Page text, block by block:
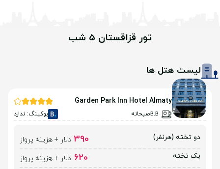
تور قزاقستان 5 شب
لیست هتل ها
Garden Park Inn Hotel Almaty
صبحانه بوکینگ: ندارد
دو تخته (هرنفر) 390 دلار + هزینه پرواز
یک تخته
620 دلار + هزینه پرواز